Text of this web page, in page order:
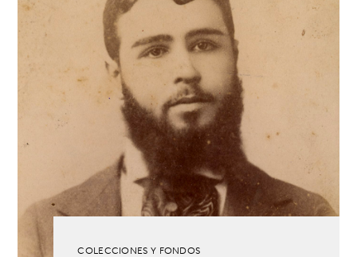
COLECCIONES Y FONDOS